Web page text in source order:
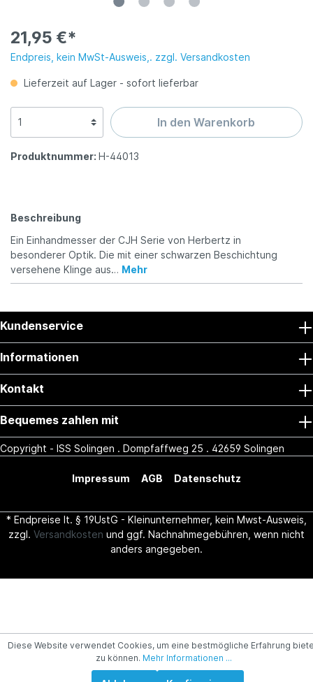
21,95 €*
Endpreis, kein MwSt-Ausweis,. zzgl. Versandkosten
Lieferzeit auf Lager - sofort lieferbar
In den Warenkorb
Produktnummer: H-44013
Beschreibung
Ein Einhandmesser der CJH Serie von Herbertz in
besonderer Optik. Die mit einer schwarzen Beschichtung
versehene Klinge aus… Mehr
Kundenservice
Informationen
Kontakt
Bequemes zahlen mit
Copyright - ISS Solingen . Dompfaffweg 25 . 42659 Solingen
Impressum AGB Datenschutz
* Endpreise lt. § 19UstG - Kleinunternehmer, kein Mwst-Ausweis,
zzgl. Versandkosten und ggf. Nachnahmegebühren, wenn nicht
anders angegeben.
Diese Website verwendet Cookies, um eine bestmögliche Erfahrung
zu können. Mehr Informationen ...